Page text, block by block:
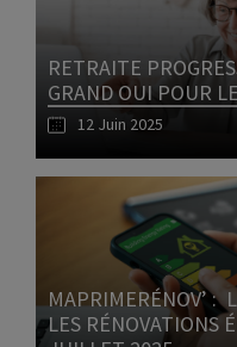
RETRAITE
GRAND OUI POUR
12 Juin 2025
MAPRIMERÉNOV’ :
LES RÉNOVATIONS